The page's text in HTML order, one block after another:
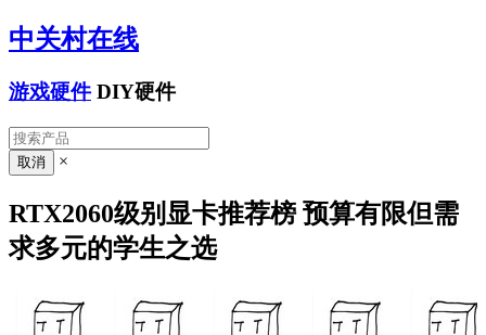
中关村在线
游戏硬件 DIY硬件
×
RTX2060级别显卡推荐榜 预算有限但需
求多元的学生之选